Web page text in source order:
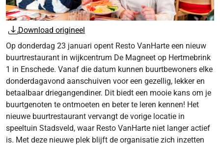
Download origineel
Op donderdag 23 januari opent Resto VanHarte een nieuw
buurtrestaurant in wijkcentrum De Magneet op Hertmebrink
1 in Enschede. Vanaf die datum kunnen buurtbewoners elke
donderdagavond aanschuiven voor een gezellig, lekker en
betaalbaar driegangendiner. Dit biedt een mooie kans om je
buurtgenoten te ontmoeten en beter te leren kennen! Het
nieuwe buurtrestaurant vervangt de vorige locatie in
speeltuin Stadsveld, waar Resto VanHarte niet langer actief
is. Met deze nieuwe plek blijft de organisatie zich inzetten